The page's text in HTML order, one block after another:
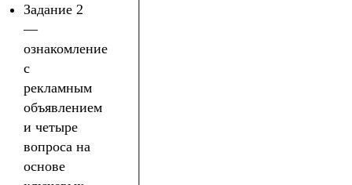
Задание 2
—
ознакомление
с
рекламным
объявлением
и четыре
вопроса на
основе